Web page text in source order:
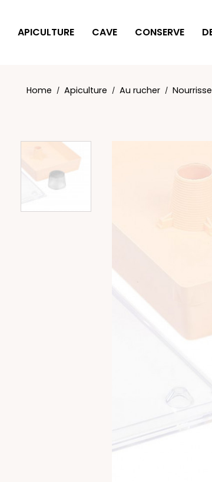
APICULTURE CAVE CONSERVE
Home Apiculture Au rucher